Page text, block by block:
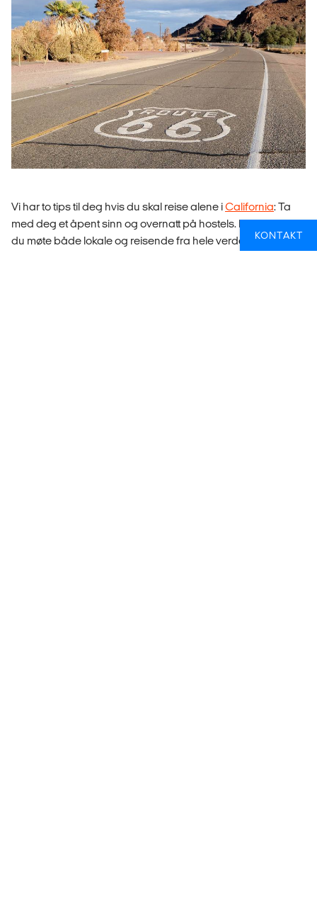
Vi har to tips til deg hvis du skal reise alene iCalifornia: Ta
med deg et åpent sinn og overnatt på hostels. På hotels vil
du møte både lokale og reisende fra hele verden, og hvis
KONTAKT